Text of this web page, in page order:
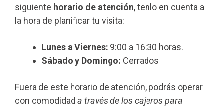
siguiente horario de atención, tenlo en cuenta a
la hora de planificar tu visita:
Lunes a Viernes: 9:00 a 16:30 horas.
Sábado y Domingo: Cerrados
Fuera de este horario de atención, podrás operar
con comodidad a través de los cajeros para